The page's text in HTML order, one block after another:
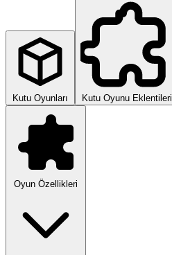
Kutu Oyunları Kutu Oyunu Eklentileri
Oyun Özellikleri